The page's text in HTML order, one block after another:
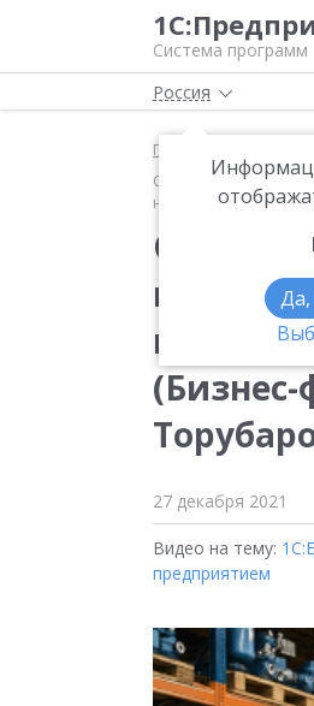
Система программ
Россия
Да,
Главная
Опыт использования
ноября 2021 г.,
Опыт
(Бизнес-
27 декабря 2021
Видео на тему:
предприятием